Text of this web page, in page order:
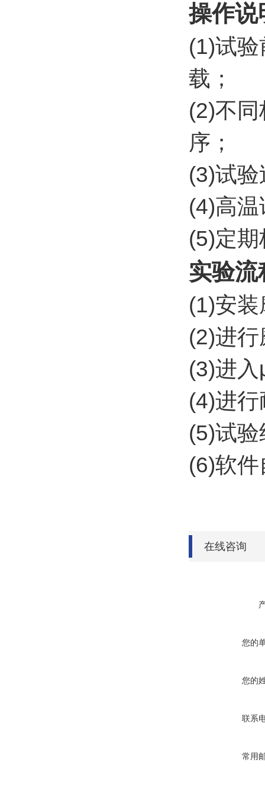
操作说
(1)试
载；
(2)不
序；
(3)试
(4)高
(5)定
实验流
(1)安
(2)进
(3)进
(4)进
(5)试
(6)软
在线咨询
您的
您的
联系
常用